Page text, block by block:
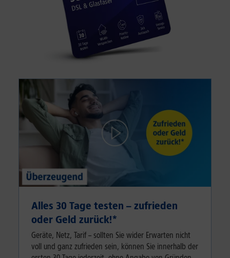
Alles 30 Tage testen – zufrieden
oder Geld zurück!⁠*
Geräte, Netz, Tarif – sollten Sie wider Erwarten nicht
voll und ganz zufrieden sein, können Sie innerhalb der